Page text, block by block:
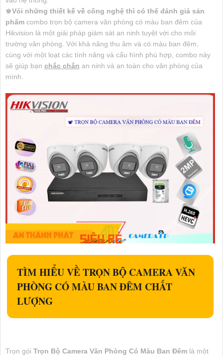
♚Vói những thiết kế về công nghệ thì có thể đánh giá sản
phẩm combo trọn bộ camera văn phòng có màu ban đêm của
Hikvision là một giải pháp giám sát an ninh tuyệt vời cho môi
trường văn phòng. Với khả năng thu âm và có màu ban đêm,
cùng với một loạt các tính năng và cấu hình phù hợp, combo này
sẽ giúp bạn chắc chắn an ninh và an toàn cho văn phòng của
mình.
TÌM HIỂU VỀTRỌN BỘ CAMERA VĂN
PHÒNG CÓ MÀU BAN ĐÊM CHẤT
LƯỢNG
Trọn gói Trọn Bộ Camera Văn Phòng Có Màu Ban Đêm là một